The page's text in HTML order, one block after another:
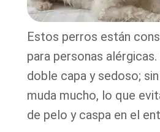
Estos perros están
para personas
doble capa y sedoso;
muda mucho, lo que
de pelo y caspa en el